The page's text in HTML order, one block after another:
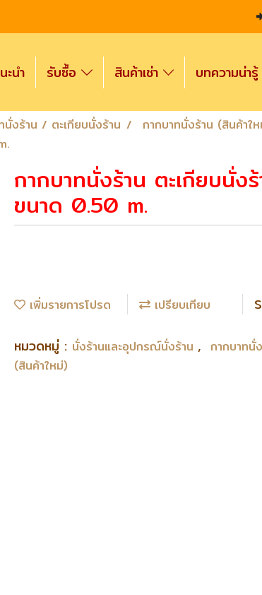
ะนำ รับซื้อ สินค้าเช่า บทความน่ารู้
นั่งร้าน / ตะเกียบนั่งร้าน
กากบาทนั่งร้าน (สินค้าใ
กากบาทนั่งร้าน ตะเกียบนั่ง
ขนาด 0.50 m.
เพิ่มรายการโปรด เปรียบเทียบ
หมวดหมู่ : นั่งร้านและอุปกรณ์นั่งร้าน , กากบาทนั่
(สินค้าใหม่)